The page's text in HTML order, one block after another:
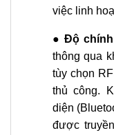
việc linh
●Độ
thông qua
tùy chọn
thủ công.
diện
được